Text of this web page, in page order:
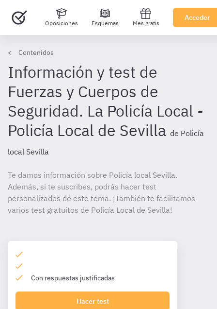
Oposiciones Esquemas Mes gratis
Acceder
Contenidos
Información y test de
Fuerzas y Cuerpos de
Seguridad. La Policía Local -
Policía Local de Sevilla de Policía
local Sevilla
Te damos información sobre Policía local Sevilla.
Además, si te suscribes, podrás hacer test
personalizados de este tema. ¡También te facilitamos
varios test gratuitos de Policía Local de Sevilla!
Con respuestas justificadas
Hacer test